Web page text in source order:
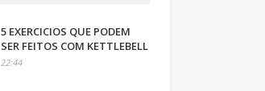
5 EXERCICIOS QUE PODEM
SER FEITOS COM KETTLEBELL
22:44